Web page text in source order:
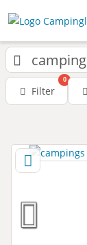
camping
Filter
0